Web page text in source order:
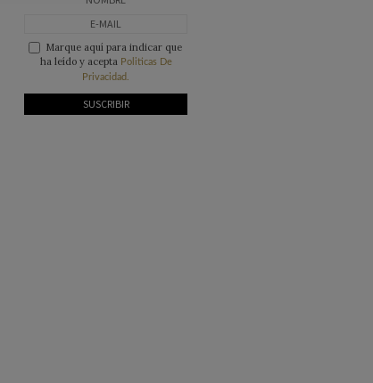
Marque aquí para indicar que
ha leído y acepta Politicas De
Privacidad.